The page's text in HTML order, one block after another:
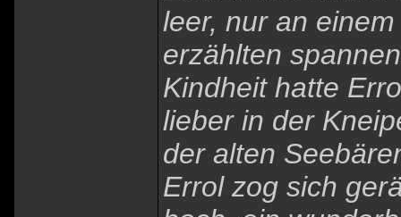
leer, nur an
erzählten
Kindheit hatte
lieber in der
der alten
Errol zog sich